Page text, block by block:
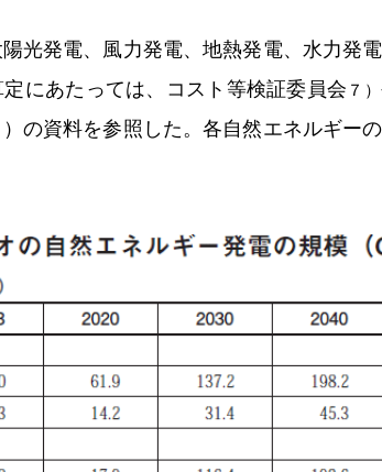
光発電、風力発電、地熱発電、水力発
にあたっては、コスト等検証委員会 ７）
の資料を参照した。各自然エネルギー